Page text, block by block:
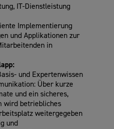
IT-Dienstleistung
Implementierung
und Applikationen zur
in
und Expertenwissen
Über kurze
und ein sicheres,
wird betriebliches
weitergegeben
und